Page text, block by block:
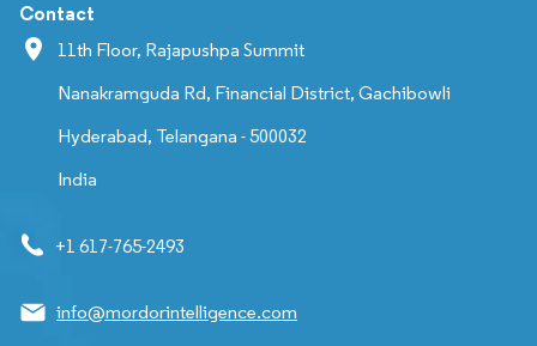
Contact
11th Floor, Rajapushpa Summit
Nanakramguda Rd, Financial District, Gachibowli
Hyderabad, Telangana - 500032
India
+1 617-765-2493
info@mordorintelligence.com